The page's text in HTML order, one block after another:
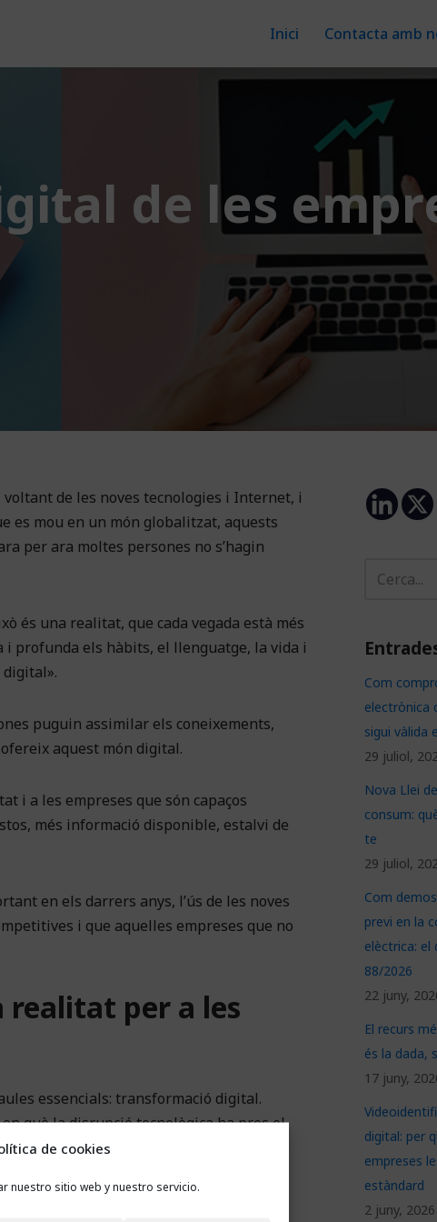
de cookies
nuestro sitio web y nuestro servicio.
Inici Contacta amb
de les
de les noves tecnologies i Internet, i
es mou en un món globalitzat, aquests
per ara moltes persones no s’hagin
és una realitat, que cada vegada està més
profunda els hàbits, el llenguatge, la vida i
puguin assimilar els coneixements,
aquest món digital.
i a les empreses que són capaços
més informació disponible, estalvi de
en els darrers anys, l’ús de les noves
i que aquelles empreses que no
per a les
essencials: transformació digital.
què la disrupció tecnològica ha pres el
només dues opcions: transformar-se
Com
electrònica
sigui vàlida
29 juliol,
Nova Llei
consum:
te
29 juliol,
Com
previ en la
elèctrica: el
88/2026
22 juny,
El recurs
és la dada,
17 juny,
digital: per
empreses
estàndard
2 juny, 2026